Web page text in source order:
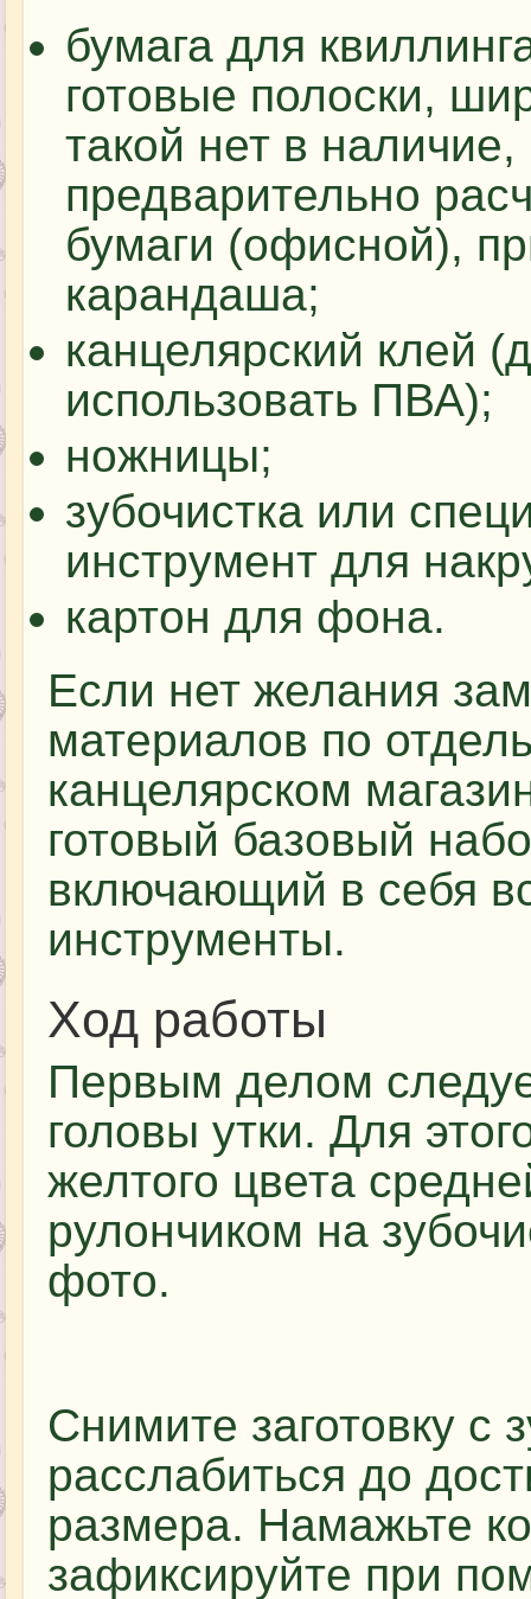
бумага для
готовые полоски,
такой нет в
предварительно
бумаги (офисной),
карандаша;
канцелярский клей
использовать ПВА);
ножницы;
зубочистка или
инструмент для
картон для фона.
Если нет желания
материалов по
канцелярском
готовый базовый
включающий в себя
инструменты.
Ход работы
Первым делом
головы утки. Для
желтого цвета
рулончиком на
фото.
Снимите заготовку с
расслабиться до
размера. Намажьте
зафиксируйте при